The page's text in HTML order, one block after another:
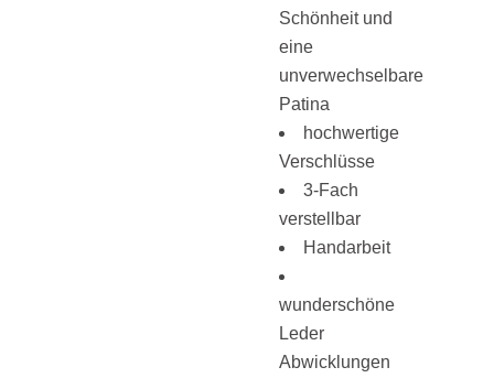
Schönheit und
eine
unverwechselbare
Patina
hochwertige
Verschlüsse
3-Fach
verstellbar
Handarbeit
wunderschöne
Leder
Abwicklungen